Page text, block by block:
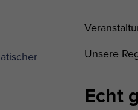
Unsere
Echt